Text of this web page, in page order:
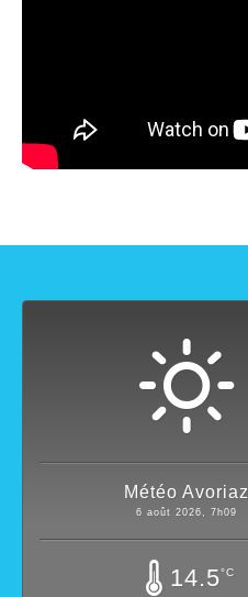
Météo Avoriaz
6 août 2026, 7h09
14.5°C